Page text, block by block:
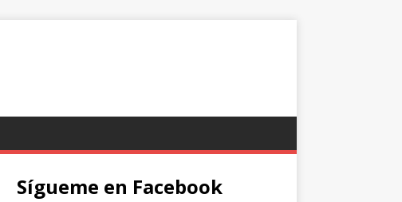
Sígueme en Facebook